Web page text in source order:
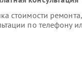
стоимости
по телефону